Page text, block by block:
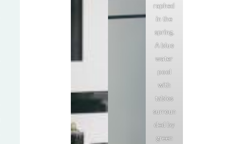
raphed
in the
spring.
A blue
water
pool
with
tables
surroun
ded by
green